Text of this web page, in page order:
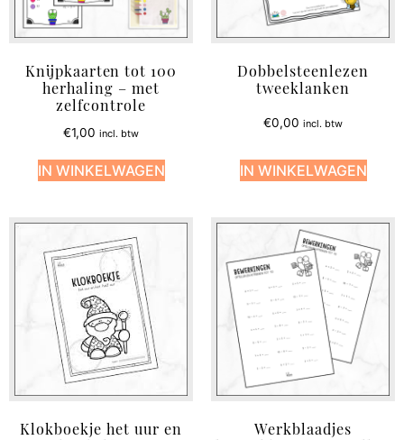
Knijpkaarten tot 100
herhaling – met
zelfcontrole
€1,00 incl. btw
IN WINKELWAGEN
Dobbelsteenlezen
tweeklanken
€0,00 incl. btw
IN WINKELWAGEN
Klokboekje het uur en
Werkblaadjes